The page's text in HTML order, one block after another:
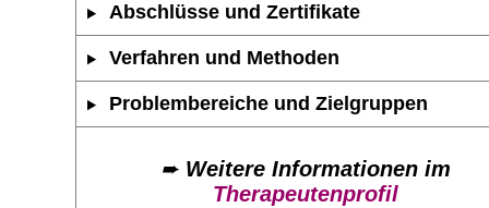
Abschlüsse und Zertifikate
Verfahren und Methoden
Problembereiche und Zielgruppen
➨ Weitere Informationen im
Therapeutenprofil